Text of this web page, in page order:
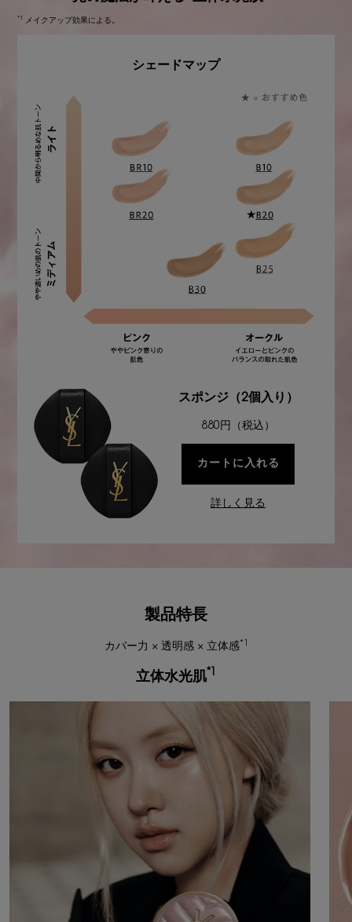
*1 メイクアップ効果による。
シェードマップ
スポンジ（2個入り）
880円（税込）
カートに入れる
詳しく見る
製品特長
カバー力 × 透明感 × 立体感*1
立体水光肌*1